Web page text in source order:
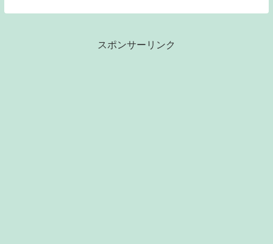
ンスを向上させる要素についてまとめま
スポンサーリンク